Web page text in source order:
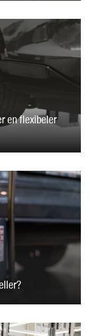
en flexibeler